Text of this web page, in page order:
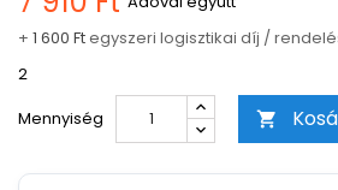
+ 1 600 Ftegyszeri logisztikai díj /
2
Mennyiség
